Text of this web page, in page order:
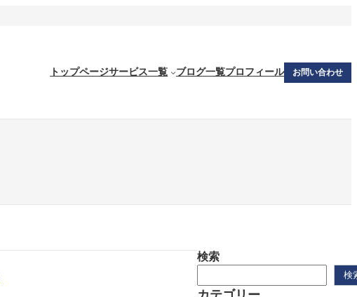
トップページサービス一覧 ブログ一覧プロフィール お問い合わせ
検索
検